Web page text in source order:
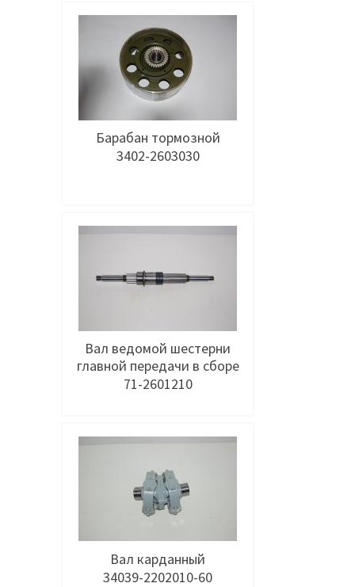
Барабан тормозной
3402-2603030
Вал ведомой шестерни
главной передачи в сборе
71-2601210
Вал карданный
34039-2202010-60